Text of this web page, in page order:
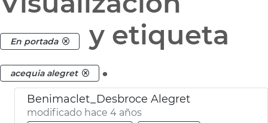
En portada y etiqueta
acequia alegret .
Benimaclet_Desbroce Alegret
modificado hace 4 años